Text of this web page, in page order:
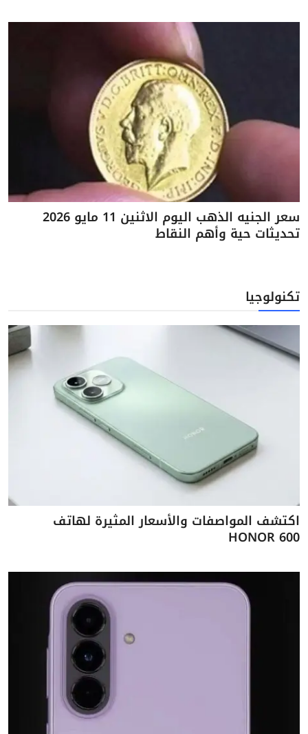
سعر الجنيه الذهب اليوم الاثنين 11 مايو 2026
تحديثات حية وأهم النقاط
تكنولوجيا
اكتشف المواصفات والأسعار المثيرة لهاتف
HONOR 600